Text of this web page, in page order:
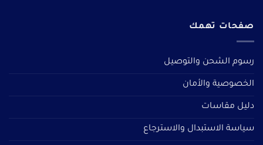
صفحات تهمك
رسوم الشحن والتوصيل
الخصوصية والأمان
دليل مقاسات
سياسة الاستبدال والاسترجاع